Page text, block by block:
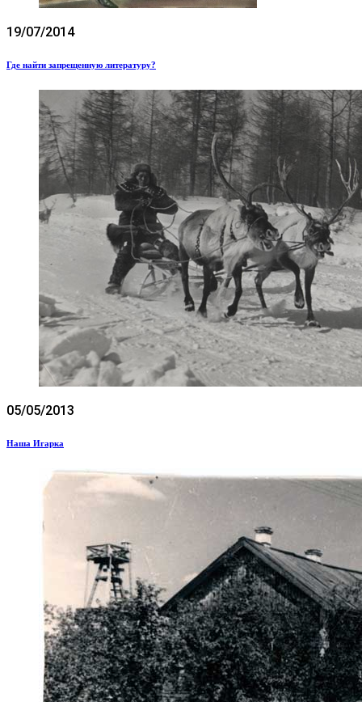
19/07/2014
Где найти запрещенную литературу?
05/05/2013
Наша Игарка